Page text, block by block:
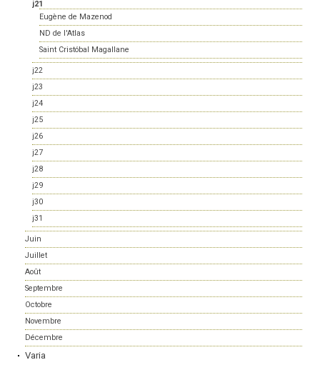
j21
Eugène de Mazenod
ND de l'Atlas
Saint Cristóbal Magallane
j22
j23
j24
j25
j26
j27
j28
j29
j30
j31
Juin
Juillet
Août
Septembre
Octobre
Novembre
Décembre
Varia